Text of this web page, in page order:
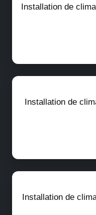
Installation de
Installation de
Installation de